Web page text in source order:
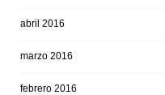
abril 2016
marzo 2016
febrero 2016